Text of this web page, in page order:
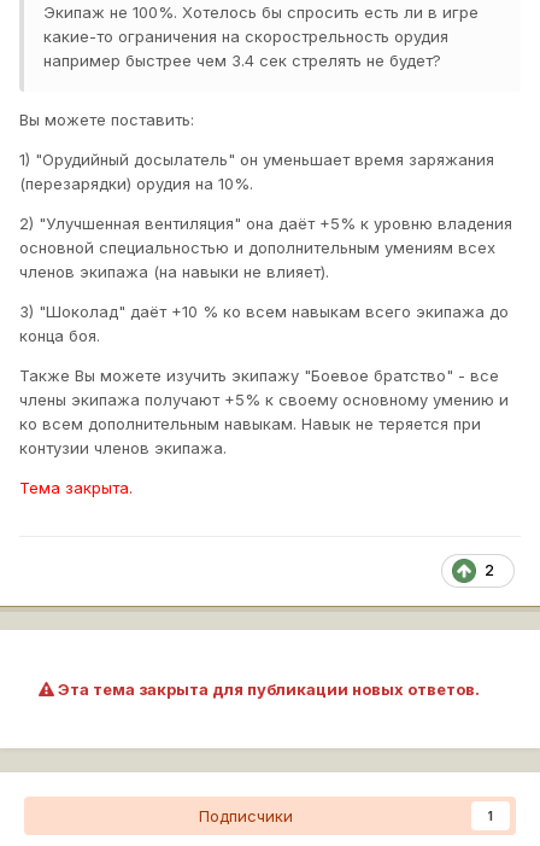
Экипаж не 100%. Хотелось бы спросить есть ли в игре
какие-то ограничения на скорострельность орудия
например быстрее чем 3.4 сек стрелять не будет?
Вы можете поставить:
1) "Орудийный досылатель" он уменьшает время заряжания
(перезарядки) орудия на 10%.
2) "Улучшенная вентиляция" она даёт +5% к уровню владения
основной специальностью и дополнительным умениям всех
членов экипажа (на навыки не влияет).
3) "Шоколад" даёт +10 % ко всем навыкам всего экипажа до
конца боя.
Также Вы можете изучить экипажу "Боевое братство" - все
члены экипажа получают +5% к своему основному умению и
ко всем дополнительным навыкам. Навык не теряется при
контузии членов экипажа.
Тема закрыта.
2
Эта тема закрыта для публикации новых ответов.
Подписчики 1